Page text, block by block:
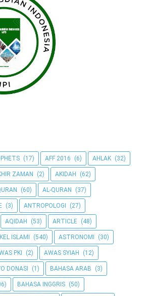
(17) AFF 2016 (6) AHLAK (32)
ZAMAN (2) AKIDAH (62)
(60) AL-QURAN (37)
(3) ANTROPOLOGI (27)
AQIDAH (53) ARTICLE (48)
ISLAMI (540) ASTRONOMI (30)
PKI (2) AWAS SYIAH (12)
DONASI (1) BAHASA ARAB (3)
BAHASA INGGRIS (50)